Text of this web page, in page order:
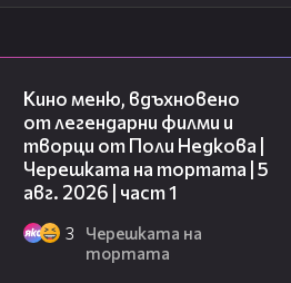
Кино меню, вдъхновено
от легендарни филми и
творци от Поли Недкова |
Черешката на тортата | 5
авг. 2026 | част 1
3
Черешката на
тортата